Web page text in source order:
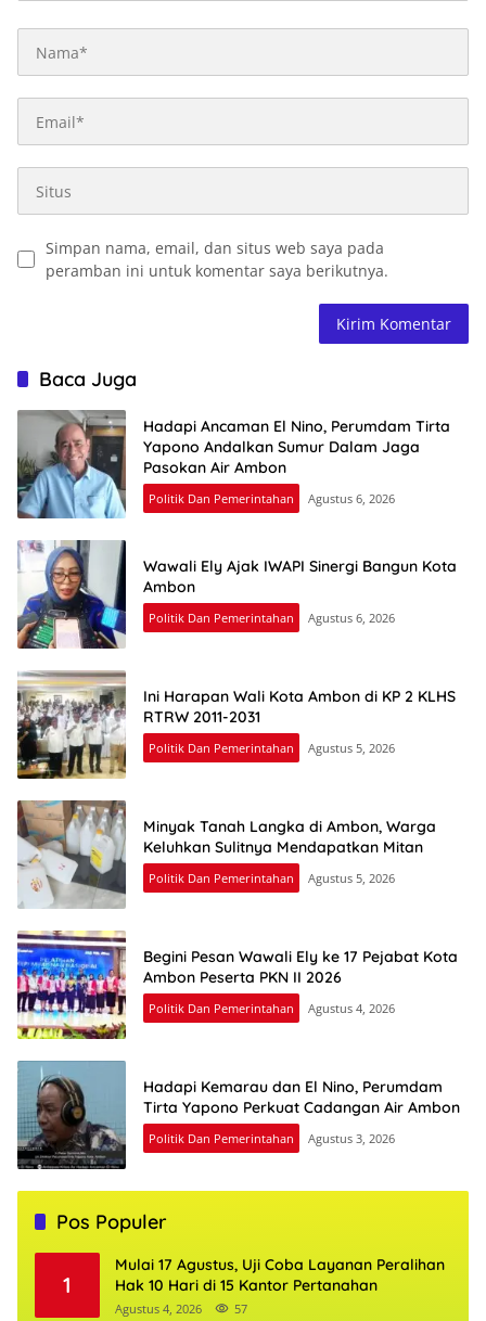
Simpan nama, email, dan situs web saya pada
peramban ini untuk komentar saya berikutnya.
Baca Juga
Hadapi Ancaman El Nino, Perumdam Tirta
Yapono Andalkan Sumur Dalam Jaga
Pasokan Air Ambon
Politik Dan Pemerintahan Agustus 6, 2026
Wawali Ely Ajak IWAPI Sinergi Bangun Kota
Ambon
Politik Dan Pemerintahan Agustus 6, 2026
Ini Harapan Wali Kota Ambon di KP 2 KLHS
RTRW 2011-2031
Politik Dan Pemerintahan Agustus 5, 2026
Minyak Tanah Langka di Ambon, Warga
Keluhkan Sulitnya Mendapatkan Mitan
Politik Dan Pemerintahan Agustus 5, 2026
Begini Pesan Wawali Ely ke 17 Pejabat Kota
Ambon Peserta PKN II 2026
Politik Dan Pemerintahan Agustus 4, 2026
Hadapi Kemarau dan El Nino, Perumdam
Tirta Yapono Perkuat Cadangan Air Ambon
Politik Dan Pemerintahan Agustus 3, 2026
Pos Populer
1
Mulai 17 Agustus, Uji Coba Layanan Peralihan
Hak 10 Hari di 15 Kantor Pertanahan
Agustus 4, 2026 57